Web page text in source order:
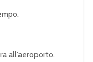
all’aeroporto.